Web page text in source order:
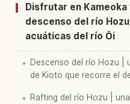
Disfrutar en
descenso del río
acuáticas del río Ōi
Descenso del río Hozu |
de Kioto que recorre el
Rafting del río Hozu |